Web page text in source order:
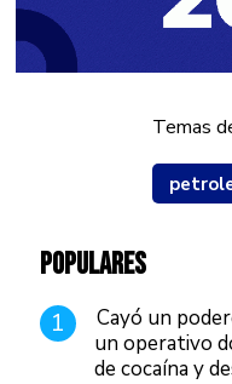
Temas
POPULARES
1
Cayó un
un operativo
de cocaína y